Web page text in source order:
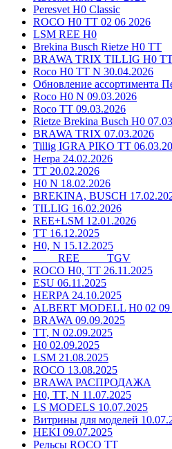
Peresvet H0 Classic
ROCO H0 TT 02 06 2026
LSM REE H0
Brekina Busch Rietze H0 TT
BRAWA TRIX TILLIG H0
Roco H0 TT N 30.04.2026
Обновление ассортимента
Roco H0 N 09.03.2026
Roco TT 09.03.2026
Rietze Brekina Busch H0
BRAWA TRIX 07.03.2026
Tillig IGRA PIKO TT
Herpa 24.02.2026
TT 20.02.2026
H0 N 18.02.2026
BREKINA, BUSCH
TILLIG 16.02.2026
REE+LSM 12.01.2026
TT 16.12.2025
H0, N 15.12.2025
____ REE ____ TGV
ROCO H0, TT 26.11.2025
ESU 06.11.2025
HERPA 24.10.2025
ALBERT MODELL H0 02 09
BRAWA 09.09.2025
TT, N 02.09.2025
H0 02.09.2025
LSM 21.08.2025
ROCO 13.08.2025
BRAWA РАСПРОДАЖА
H0, TT, N 11.07.2025
LS MODELS 10.07.2025
Витрины для моделей
HEKI 09.07.2025
Рельсы ROCO TT